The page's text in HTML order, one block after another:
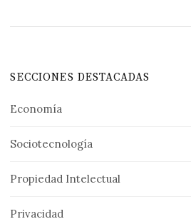
SECCIONES DESTACADAS
Economía
Sociotecnología
Propiedad Intelectual
Privacidad